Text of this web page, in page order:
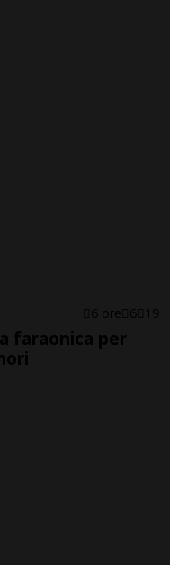
6 ore 6 19
faraonica per